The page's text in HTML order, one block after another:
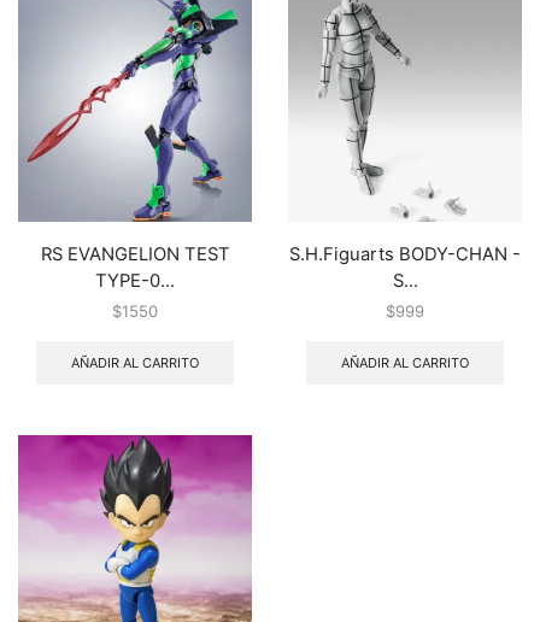
RS EVANGELION TEST
TYPE-0...
$1550
AÑADIR AL CARRITO
S.H.Figuarts BODY-CHAN -
S...
$999
AÑADIR AL CARRITO